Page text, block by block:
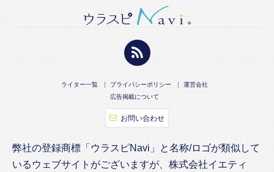
ライター一覧 プライバシーポリシー
運営会社
広告掲載について
お問い合わせ
弊社の登録商標「ウラスピNavi」と名称/ロゴが類似して
いるウェブサイトがございますが、株式会社イエティ